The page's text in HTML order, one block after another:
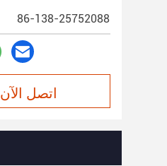
86-138-25752088
اتصل الآن